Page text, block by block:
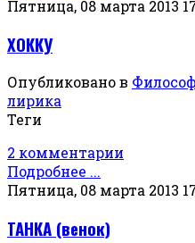
Пятница, 08 марта 2013
ХОККУ
Опубликовано в
лирика
Теги
2 комментарии
Подробнее ...
Пятница, 08 марта 2013
ТАНКА (венок)